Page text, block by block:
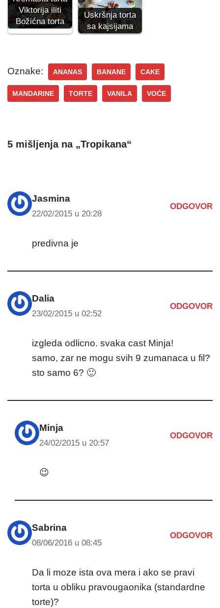
Viktorija iliti
Božićna torta
Uskršnja torta
sa kajsijama
Oznake: ANANAS BANANE CAKE
MANDARINE TORTE VANILA VOĆE
5 mišljenja na „Tropikana“
Jasmina
22/02/2015 u 20:28
ODGOVOR
predivna je
Dalia
23/02/2015 u 02:52
ODGOVOR
izgleda odlicno. svaka cast Minja!
samo, zar ne mogu svih 9 zumanaca u fil?
sto samo 6? 🙂
Minja
24/02/2015 u 20:57
ODGOVOR
😉
Sabrina
08/06/2016 u 08:45
ODGOVOR
Da li moze ista ova mera i ako se pravi
torta u obliku pravougaonika (standardne
torte)?